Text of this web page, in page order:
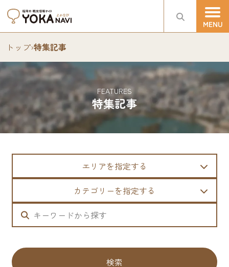
トップ›特集記事
特集記事
FEATURES
エリアを指定する
カテゴリーを指定する
検索